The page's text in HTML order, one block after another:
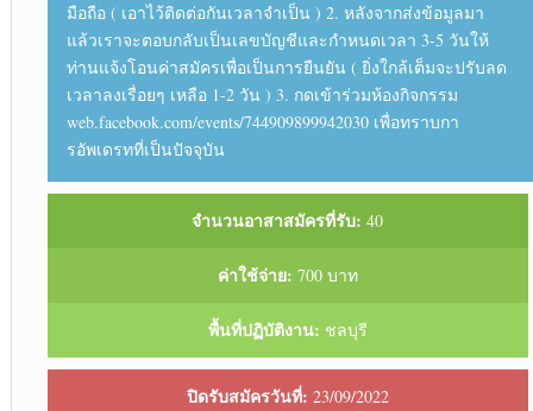
มือถือ ( เอาไว้ติดต่อกันเวลาจำเป็น ) 2. หลังจากส่งข้อมูลมา
แล้วเราจะตอบกลับเป็นเลขบัญชีและกำหนดเวลา 3-5 วันให้
ท่านแจ้งโอนค่าสมัครเพื่อเป็นการยืนยัน ( ยิ่งใกล้เต็มจะปรับลด
เวลาลงเรื่อยๆ เหลือ 1-2 วัน ) 3. กดเข้าร่วมห้องกิจกรรม
web.facebook.com/events/744909899942030 เพื่อทราบกา
รอัพเดรทที่เป็นปัจจุบัน
จำนวนอาสาสมัครที่รับ: 40
ค่าใช้จ่าย: 700 บาท
พื้นที่ปฏิบัติงาน: ชลบุรี
ปิดรับสมัครวันที่: 23/09/2022